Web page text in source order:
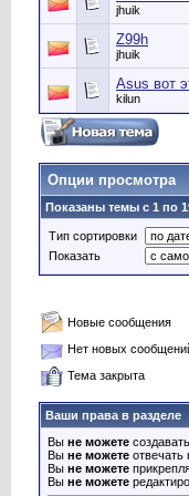
jhuik
Z99h
jhuik
Asus вот
kilun
Опции просмотра
Показаны темы с 1 по
Тип сортировки
Показать
Новые сообщения
Нет новых
Тема закрыта
Ваши права в разделе
Вы не можете
Вы не можете
Вы не можете
Вы не можете